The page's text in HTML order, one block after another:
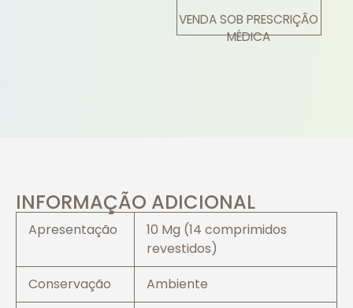
VENDA SOB PRESCRIÇÃO
MÉDICA
INFORMAÇÃO ADICIONAL
Apresentação
10 Mg (14 comprimidos
revestidos)
Conservação
Ambiente